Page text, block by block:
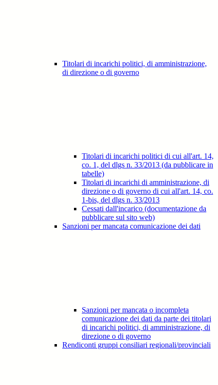
Titolari di incarichi politici, di amministrazione,
di direzione o di governo
Titolari di incarichi politici di cui all'art. 14,
co. 1, del dlgs n. 33/2013 (da pubblicare in
tabelle)
Titolari di incarichi di amministrazione, di
direzione o di governo di cui all'art. 14, co.
1-bis, del dlgs n. 33/2013
Cessati dall'incarico (documentazione da
pubblicare sul sito web)
Sanzioni per mancata comunicazione dei dati
Sanzioni per mancata o incompleta
comunicazione dei dati da parte dei titolari
di incarichi politici, di amministrazione, di
direzione o di governo
Rendiconti gruppi consiliari regionali/provinciali